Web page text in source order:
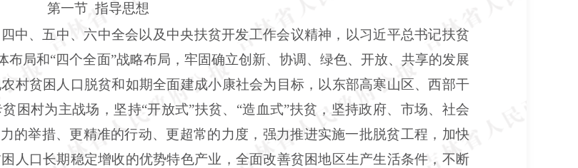
第一节指导思想
中、五中、六中全会以及中央扶贫开发工作会议精神，以习近平总书记扶贫
布局和“四个全面”战略布局，牢固确立创新、协调、绿色、开放、共享的发展
村贫困人口脱贫和如期全面建成小康社会为目标，以东部高寒山区、西部干
困村为主战场，坚持“开放式”扶贫、“造血式”扶贫，坚持政府、市场、社会
的举措、更精准的行动、更超常的力度，强力推进实施一批脱贫工程，加快
人口长期稳定增收的优势特色产业，全面改善贫困地区生产生活条件，不断